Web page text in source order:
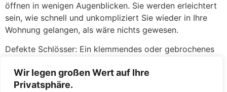
Wir legen großen Wert auf Ihre
Privatsphäre.
öffnen in wenigen Augenblicken. Sie werden erleichtert
sein, wie schnell und unkompliziert Sie wieder in Ihre
Wohnung gelangen, als wäre nichts gewesen.
Defekte Schlösser: Ein klemmendes oder gebrochenes
sich nicht mehr drehen lässt, im Schloss abgebrochen
ist oder das Schloss nach einem versuchten Einbruch